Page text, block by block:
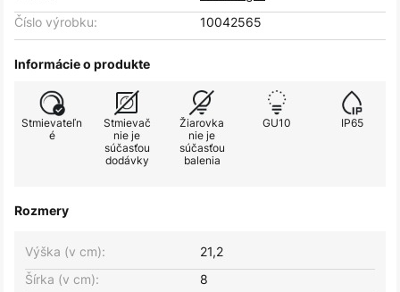
Číslo výrobku:
10042565
Informácie o produkte
Stmievateľn
é
Stmievač
nie je
súčasťou
dodávky
Žiarovka
nie je
súčasťou
balenia
GU10 IP65
Rozmery
Šírka (v cm): 8
Výška (v cm): 21,2